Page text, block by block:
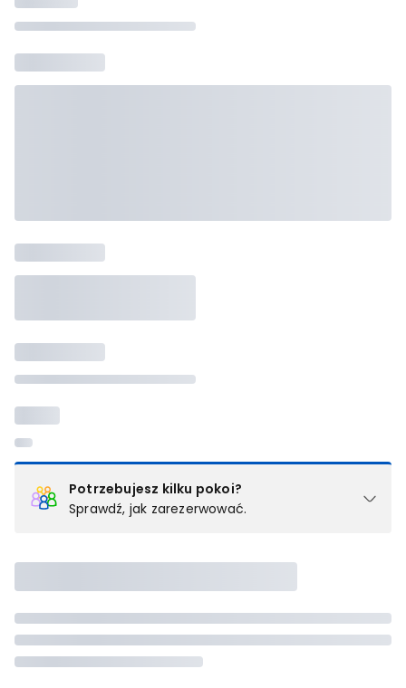
Potrzebujesz kilku pokoi?
Sprawdź, jak zarezerwować.
pokoju (lub apartamencie, willi itd.). Wybierz jedną z ofert z listy
i zarezerwuj ją. Zrób oddzielne rezerwacje dla każdego
kolejnego pokoju lubskontaktuj się z nami,by złożyć
zamówienie u naszego doradcy.
Maksymalna liczba uczestników